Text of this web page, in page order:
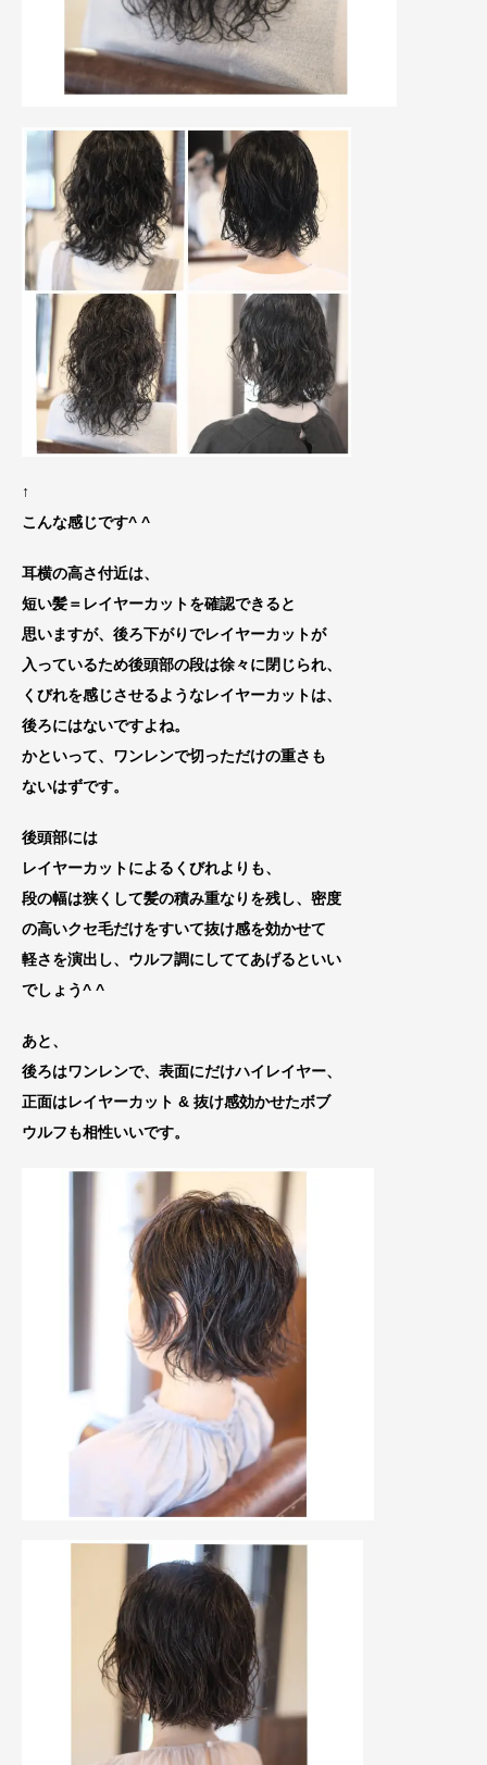
↑
こんな感じです^ ^
耳横の高さ付近は、
短い髪＝レイヤーカットを確認できると
思いますが、後ろ下がりでレイヤーカットが
入っているため後頭部の段は徐々に閉じられ、
くびれを感じさせるようなレイヤーカットは、
後ろにはないですよね。
かといって、ワンレンで切っただけの重さも
ないはずです。
後頭部には
レイヤーカットによるくびれより も、
段の幅は狭くして髪の積み重なりを残し、密度
の高いクセ毛だけをすいて抜け感を効かせて
軽さを演出し、ウルフ調にしててあげるといい
でしょう^ ^
あと、
後ろはワンレンで、表面にだけハイレイヤー、
正面はレイヤーカット & 抜け感効かせたボブ
ウルフも相性いいです。